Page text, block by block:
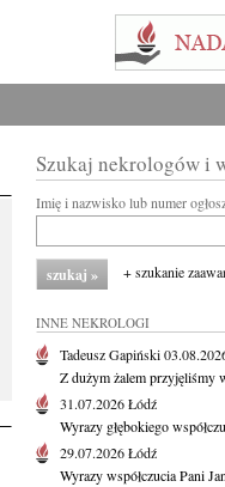
Szukaj nekrologów i
Imię i nazwisko lub numer
+ szukanie
INNE NEKROLOGI
Tadeusz Gapiński
Z dużym żalem przyjęliśmy
31.07.2026Łódź
Wyrazy głębokiego
29.07.2026Łódź
Wyrazy współczucia Pani